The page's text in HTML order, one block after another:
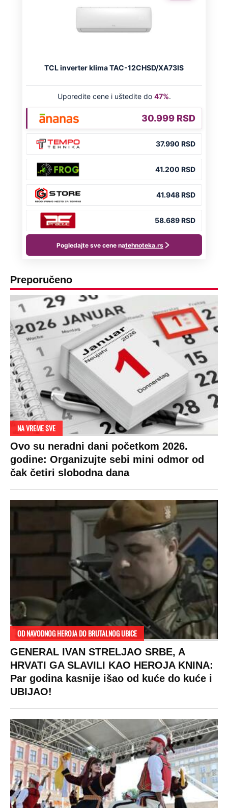
Preporučeno
NA VREME SVE
Ovo su neradni dani početkom 2026.
godine: Organizujte sebi mini odmor od
čak četiri slobodna dana
OD NAVODNOG HEROJA DO BRUTALNOG UBICE
GENERAL IVAN STRELJAO SRBE, A
HRVATI GA SLAVILI KAO HEROJA KNINA:
Par godina kasnije išao od kuće do kuće i
UBIJAO!